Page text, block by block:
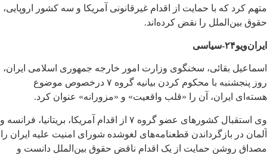
متهم کرد که با حمایت از اقدام غیرقانونی آمریکا و سه کشور اروپایی،
حقوق بین‌الملل را نقض کرده‌اند.
ایران‌ویو۲۴-سیاسی
اسماعیل بقائی، سخنگوی وزارت امور خارجه جمهوری اسلامی ایران،
روز پنجشنبه با محکوم کردن بیانیه گروه ۷ درخصوص موضوع
هسته‌ای ایران، آن را «قلب واقعیت» و «مزورانه» عنوان کرد.
وی استقبال کشورهای عضو گروه ۷ از اقدام آمریکا، بریتانیا، فرانسه و
آلمان در بازگرداندن قطعنامه‌های لغوشده شورای امنیت علیه ایران را
مصداق روشن حمایت از یک اقدام ناقض حقوق بین‌الملل دانست و